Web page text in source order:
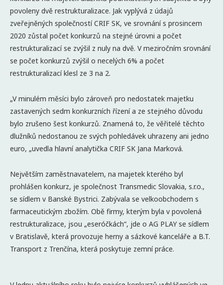
povoleny dvě restrukturalizace. Jak vyplývá z údajů
zveřejněných společností CRIF SK, ve srovnání s prosincem
2020 zůstal počet konkurzů na stejné úrovni a počet
restrukturalizací se zvýšil z nuly na dvě. V meziročním srovnání
se počet konkurzů zvýšil o necelých 6% a počet
restrukturalizací klesl ze 3 na 2.
„V minulém měsíci bylo zároveň pro nedostatek majetku
zastavených sedm konkurzních řízení a ze stejného důvodu
bylo zrušeno šest konkurzů. Znamená to, že věřitelé těchto
dlužníků nedostanou ze svých pohledávek uhrazeny ani jedno
euro, „uvedla hlavní analytička CRIF SK Jana Marková.
Největším zaměstnavatelem, na majetek kterého byl
prohlášen konkurz, je společnost Transmedic Slovakia, s.r.o.,
se sídlem v Banské Bystrici. Zabývala se velkoobchodem s
farmaceutickým zbožím. Obě firmy, kterým byla v povolená
restrukturalizace, jsou „eseróčkách“, jde o AG PLAY se sídlem
v Bratislavě, která provozuje herny a sázkové kanceláře a B.T.
Transport z Trenčína, která poskytuje zemní práce.